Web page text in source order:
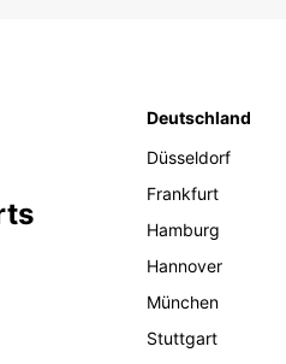
Deutschland
Düsseldorf
Frankfurt
Hamburg
Hannover
München
Stuttgart